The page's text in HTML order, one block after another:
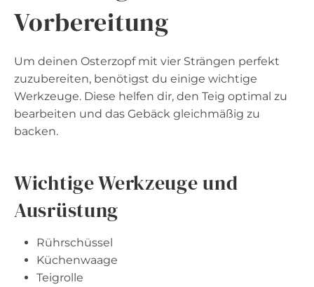
Vorbereitung
Um deinen Osterzopf mit vier Strängen perfekt
zuzubereiten, benötigst du einige wichtige
Werkzeuge. Diese helfen dir, den Teig optimal zu
bearbeiten und das Gebäck gleichmäßig zu
backen.
Wichtige Werkzeuge und
Ausrüstung
Rührschüssel
Küchenwaage
Teigrolle